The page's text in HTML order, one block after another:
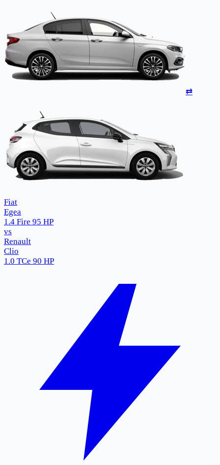
⇄
Fiat
Egea
1.4 Fire 95 HP
vs
Renault
Clio
1.0 TCe 90 HP